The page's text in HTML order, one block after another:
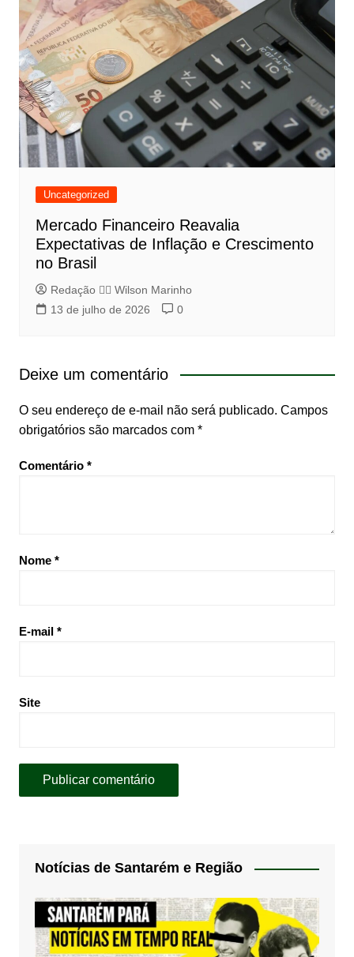
Uncategorized
Mercado Financeiro Reavalia
Expectativas de Inflação e Crescimento
no Brasil
Redação 👨‍⚖️​ Wilson Marinho
13 de julho de 2026
0
Deixe um comentário
O seu endereço de e-mail não será publicado. Campos
obrigatórios são marcados com *
Comentário *
Nome *
E-mail *
Site
Notícias de Santarém e Região